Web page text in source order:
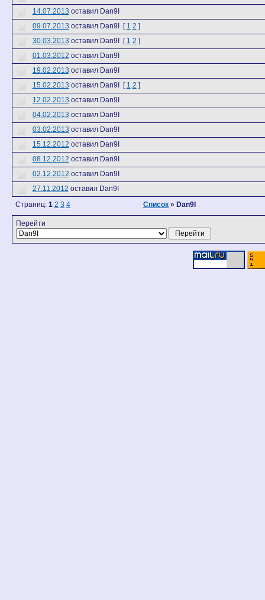
14.07.2013 оставил Dan9I
09.07.2013 оставил Dan9I [ 1 2 ]
30.03.2013 оставил Dan9I [ 1 2 ]
01.03.2012 оставил Dan9I
19.02.2013 оставил Dan9I
15.02.2013 оставил Dan9I [ 1 2 ]
12.02.2013 оставил Dan9I
04.02.2013 оставил Dan9I
03.02.2013 оставил Dan9I
15.12.2012 оставил Dan9I
08.12.2012 оставил Dan9I
02.12.2012 оставил Dan9I
27.11.2012 оставил Dan9I
Страниц: 1 2 3 4 Список » Dan9I
Перейти